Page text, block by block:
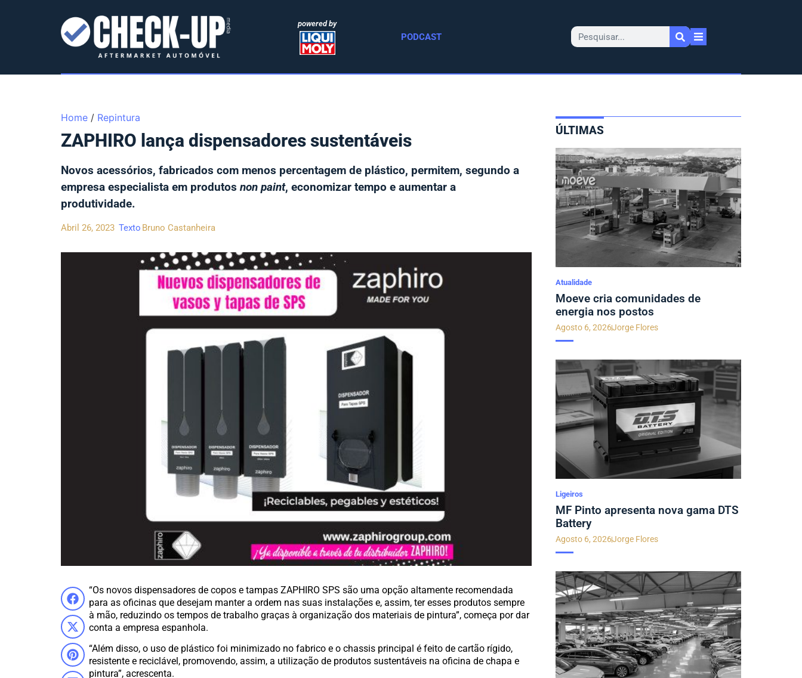
powered by
PODCAST
Home / Repintura
ZAPHIRO lança dispensadores sustentáveis
Novos acessórios, fabricados com menos percentagem de plástico, permitem, segundo a
empresa especialista em produtos non paint, economizar tempo e aumentar a
produtividade.
Abril 26, 2023 Texto Bruno Castanheira
“Os novos dispensadores de copos e tampas ZAPHIRO SPS são uma opção altamente recomendada
para as oficinas que desejam manter a ordem nas suas instalações e, assim, ter esses produtos sempre
à mão, reduzindo os tempos de trabalho graças à organização dos materiais de pintura”, começa por dar
conta a empresa espanhola.
“Além disso, o uso de plástico foi minimizado no fabrico e o chassis principal é feito de cartão rígido,
resistente e reciclável, promovendo, assim, a utilização de produtos sustentáveis ​​na oficina de chapa e
pintura”, acrescenta.
ÚLTIMAS
Atualidade
Moeve cria comunidades de
energia nos postos
Agosto 6, 2026Jorge Flores
Ligeiros
MF Pinto apresenta nova gama DTS
Battery
Agosto 6, 2026Jorge Flores